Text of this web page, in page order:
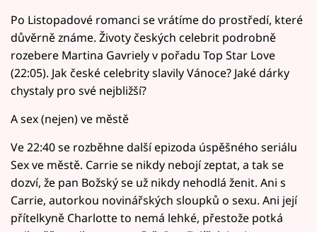
Po Listopadové romanci se vrátíme do prostředí, které
důvěrně známe. Životy českých celebrit podrobně
rozebere Martina Gavriely v pořadu Top Star Love
(22:05). Jak české celebrity slavily Vánoce? Jaké dárky
chystaly pro své nejbližší?
A sex (nejen) ve městě
Ve 22:40 se rozběhne další epizoda úspěšného seriálu
Sex ve městě. Carrie se nikdy nebojí zeptat, a tak se
dozví, že pan Božský se už nikdy nehodlá ženit. Ani s
Carrie, autorkou novinářských sloupků o sexu. Ani její
přítelkyně Charlotte to nemá lehké, přestože potká